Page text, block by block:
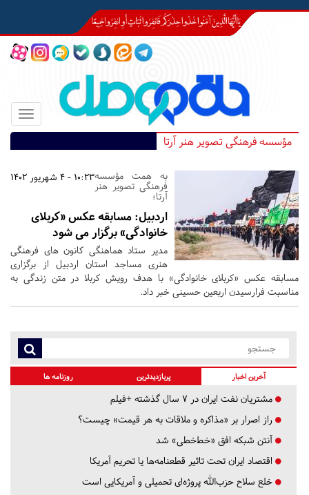
Toggle
مؤسسه فرهنگی تصویر هنر آرتا
10:23 - 4 شهریور 1402به همت مؤسسه
فرهنگی تصویر هنر
آرتا؛
اردبیل: مسابقه عکس «کربلای
خانوادگی» برگزار می شود
مدیر ستاد هماهنگی کانون های فرهنگی
هنری مساجد استان اردبیل از برگزاری
مسابقه عکس «کربلای خانوادگی» با هدف رویش کربلا در متن زندگی به
مناسبت فرارسیدن اربعین حسینی خبر داد.
آخرین اخبار پربازدیدترین روزنامه ها
مشتریان نفت ایران در ۷ سال گذشته +فیلم
راز اصرار بر «مذاکره و ملاقات به هر قیمت» چیست؟
آنتن شبکه افق «خط‌خطی» شد
اقتصاد ایران تحت تاثیر قطعنامه‌ها یا تحریم‌ آمریکا
خلع سلاح حزب‌الله پروژه‌ای تحمیلی و آمریکایی است